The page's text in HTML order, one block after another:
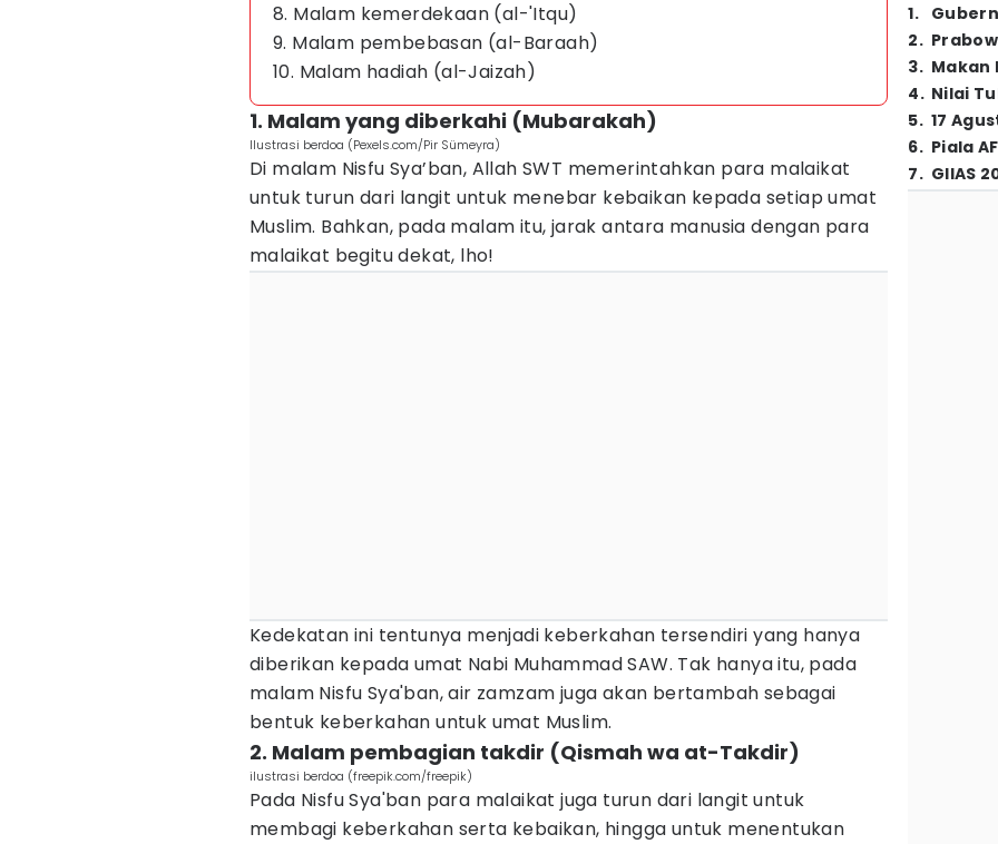
8. Malam kemerdekaan (al-'Itqu)
9. Malam pembebasan (al-Baraah)
10. Malam hadiah (al-Jaizah)
1. Malam yang diberkahi (Mubarakah)
Ilustrasi berdoa (Pexels.com/Pir Sümeyra)
Di malam Nisfu Sya’ban, Allah SWT memerintahkan para malaikat
untuk turun dari langit untuk menebar kebaikan kepada setiap umat
Muslim. Bahkan, pada malam itu, jarak antara manusia dengan para
malaikat begitu dekat, lho!
Kedekatan ini tentunya menjadi keberkahan tersendiri yang hanya
diberikan kepada umat Nabi Muhammad SAW. Tak hanya itu, pada
malam Nisfu Sya'ban, air zamzam juga akan bertambah sebagai
bentuk keberkahan untuk umat Muslim.
2. Malam pembagian takdir (Qismah wa at-Takdir)
ilustrasi berdoa (freepik.com/freepik)
Pada Nisfu Sya'ban para malaikat juga turun dari langit untuk
membagi keberkahan serta kebaikan, hingga untuk menentukan
1.
2.
3. Makan
4. Nilai
5. 17
6. Piala
7. GIIAS